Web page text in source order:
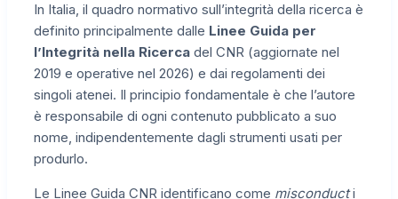
In Italia, il quadro normativo sull’integrità della ricerca è
definito principalmente dalle Linee Guida per
l’Integrità nella Ricerca del CNR (aggiornate nel
2019 e operative nel 2026) e dai regolamenti dei
singoli atenei. Il principio fondamentale è che l’autore
è responsabile di ogni contenuto pubblicato a suo
nome, indipendentemente dagli strumenti usati per
produrlo.
Le Linee Guida CNR identificano come misconducti